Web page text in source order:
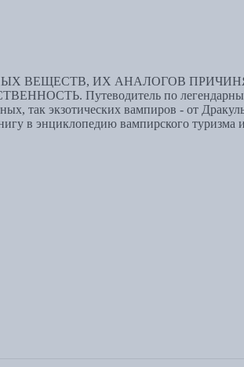
ВЕЩЕСТВ, ИХ АНАЛОГОВ
Путеводитель по легендарным
так экзотических вампиров - от
в энциклопедию вампирского туризма